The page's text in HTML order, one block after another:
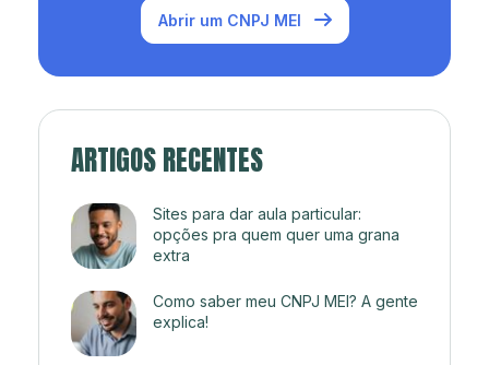
Abrir um CNPJ MEI
ARTIGOS RECENTES
Sites para dar aula particular:
opções pra quem quer uma grana
extra
Como saber meu CNPJ MEI? A gente
explica!